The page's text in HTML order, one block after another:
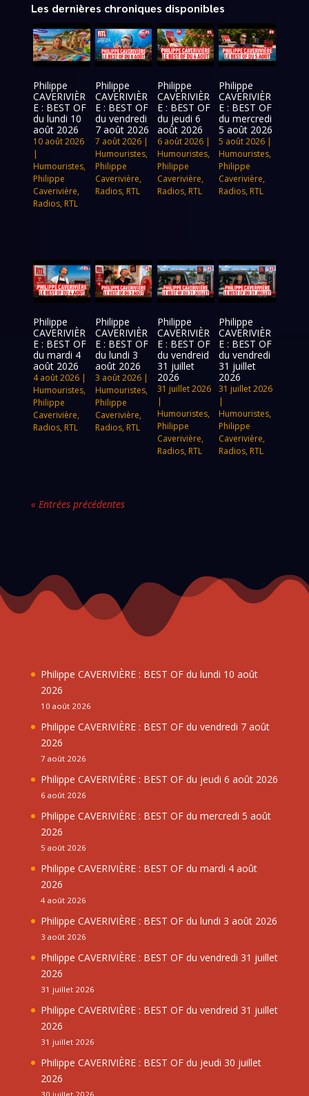
Les dernières chroniques disponibles
Philippe
CAVERIVIÈR
E : BEST OF
du lundi 10
août 2026
10 août 2026
|
Humouristes,
Philippe
Caverivière,
Radios, RTL
Philippe
CAVERIVIÈR
E : BEST OF
du vendredi
7 août 2026
7 août 2026|
Humouristes,
Philippe
Caverivière,
Radios, RTL
Philippe
CAVERIVIÈR
E : BEST OF
du jeudi 6
août 2026
6 août 2026|
Humouristes,
Philippe
Caverivière,
Radios, RTL
Philippe
CAVERIVIÈR
E : BEST OF
du mercredi
5 août 2026
5 août 2026 |
Humouristes,
Philippe
Caverivière,
Radios, RTL
Philippe
CAVERIVIÈR
E : BEST OF
du mardi 4
août 2026
4 août 2026 |
Humouristes,
Philippe
Caverivière,
Radios, RTL
Philippe
CAVERIVIÈR
E : BEST OF
du lundi 3
août 2026
3 août 2026|
Humouristes,
Philippe
Caverivière,
Radios, RTL
Philippe
CAVERIVIÈR
E : BEST OF
du vendreid
31 juillet
2026
31 juillet 2026
|
Humouristes,
Philippe
Caverivière,
Radios, RTL
Philippe
CAVERIVIÈR
E : BEST OF
du vendredi
31 juillet
2026
31 juillet 2026
|
Humouristes,
Philippe
Caverivière,
Radios, RTL
« Entrées précédentes
Philippe CAVERIVIÈRE : BEST OF du lundi 10 août
2026
10 août 2026
Philippe CAVERIVIÈRE : BEST OF du vendredi 7 août
2026
7 août 2026
Philippe CAVERIVIÈRE : BEST OF du jeudi 6 août 2026
6 août 2026
Philippe CAVERIVIÈRE : BEST OF du mercredi 5 août
2026
5 août 2026
Philippe CAVERIVIÈRE : BEST OF du mardi 4 août
2026
4 août 2026
Philippe CAVERIVIÈRE : BEST OF du lundi 3 août 2026
3 août 2026
Philippe CAVERIVIÈRE : BEST OF du vendredi 31 juillet
2026
31 juillet 2026
Philippe CAVERIVIÈRE : BEST OF du vendreid 31 juillet
2026
31 juillet 2026
Philippe CAVERIVIÈRE : BEST OF du jeudi 30 juillet
2026